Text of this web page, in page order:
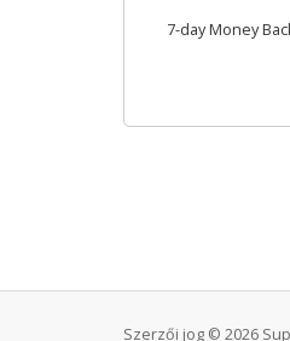
7-day Money
Szerzői jog © 2026